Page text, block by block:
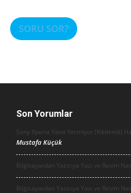
SORU SOR?
Son Yorumlar
Sony Xperia Yanıt Vermiyor (Kilitlendi)
Mustafa Küçük
Bilgisayardan Yazıcıya Yazı ve Resim
Bilgisayardan Yazıcıya Yazı ve Resim